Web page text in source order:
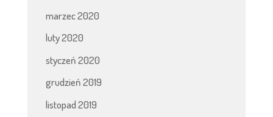
marzec 2020
luty 2020
styczeń 2020
grudzień 2019
listopad 2019